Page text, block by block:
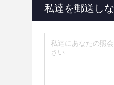
私達を郵送し